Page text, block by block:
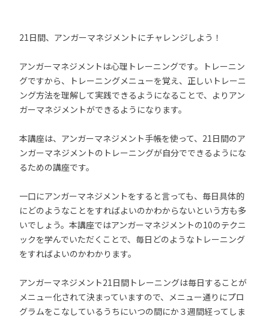
21日間、アンガーマネジメントにチャレンジしよう！
アンガーマネジメントは心理トレーニングです。トレーニン
グですから、トレーニングメニューを覚え、正しいトレーニ
ング方法を理解して実践できるようになることで、よりアン
ガーマネジメントができるようになります。
本講座は、アンガーマネジメント手帳を使って、21日間のア
ンガーマネジメントのトレーニングが自分でできるようにな
るための講座です。
一口にアンガーマネジメントをすると言っても、毎日具体的
にどのようなことをすればよいのかわからないという方も多
いでしょう。本講座ではアンガーマネジメントの10のテクニ
ックを学んでいただくことで、毎日どのようなトレーニング
をすればよいのかわかります。
アンガーマネジメント21日間トレーニングは毎日することが
メニュー化されて決まっていますので、メニュー通りにプロ
グラムをこなしているうちにいつの間にか３週間経ってしま